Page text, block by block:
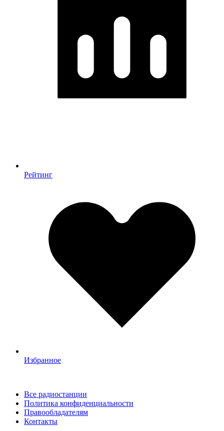
Рейтинг
Избранное
Все радиостанции
Политика конфиденциальности
Правообладателям
Контакты